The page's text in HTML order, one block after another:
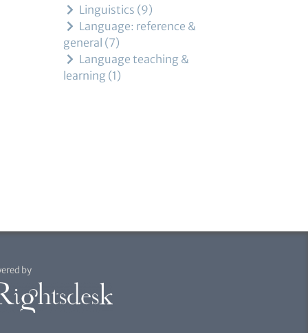
Linguistics 9
Language: reference &
general
7
Language teaching &
learning 1
by